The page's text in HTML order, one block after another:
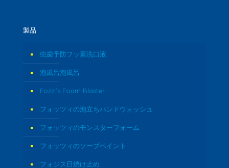
製品
虫歯予防フッ素洗口液
泡風呂泡風呂
Fozzi’s Foam Blaster
フォッツィの泡立ちハンドウォッシュ
フォッツィのモンスターフォーム
フォッツィのソープペイント
フォジス日焼け止め